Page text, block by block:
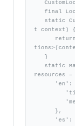
t context)
resources